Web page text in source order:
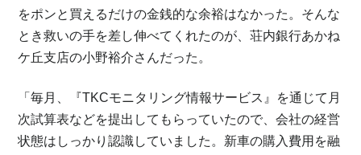
をポンと買えるだけの金銭的な余裕はなかった。そんな
とき救いの手を差し伸べてくれたのが、荘内銀行あかね
ケ丘支店の小野裕介さんだった。
「毎月、『TKCモニタリング情報サービス』を通じて月
次試算表などを提出してもらっていたので、会社の経営
状態はしっかり認識していました。新車の購入費用を融